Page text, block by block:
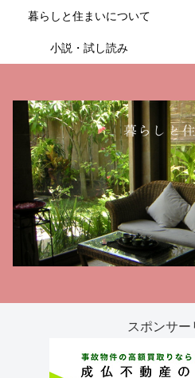
暮らしと住まいについて
小説・試し読み
スポンサー